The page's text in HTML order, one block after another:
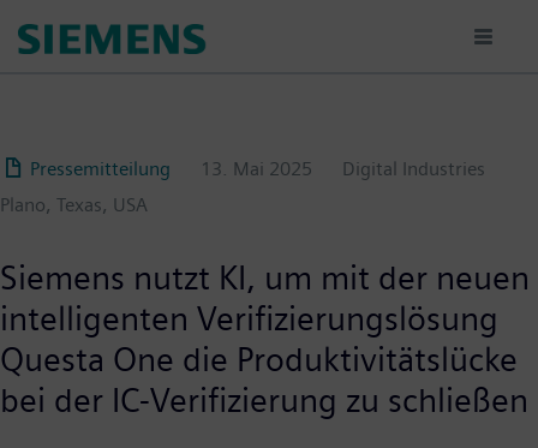
para
Pressemitteilung
13. Mai 2025
Digital Industries
Plano, Texas, USA
Siemens nutzt KI, um mit der neuen
intelligenten Verifizierungslösung
Questa One die Produktivitäts­lücke
bei der IC-Verifizierung zu schließen